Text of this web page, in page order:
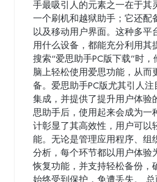
手最吸引人的元素之一在于其
一个刷机和越狱助手；它还配
以及移动用户界面。这种多平
用什么设备，都能充分利用其
搜索“爱思助手PC版下载”时
脑上轻松使用爱思功能，从而
备。爱思助手PC版尤其引人注
集成，并提供了提升用户体验
思助手后，使用起来会成为一
计彰显了其高效性，用户可以
能。无论是管理应用程序、组
分析，每个环节都以用户体验
恢复功能，并支持轻松备份，